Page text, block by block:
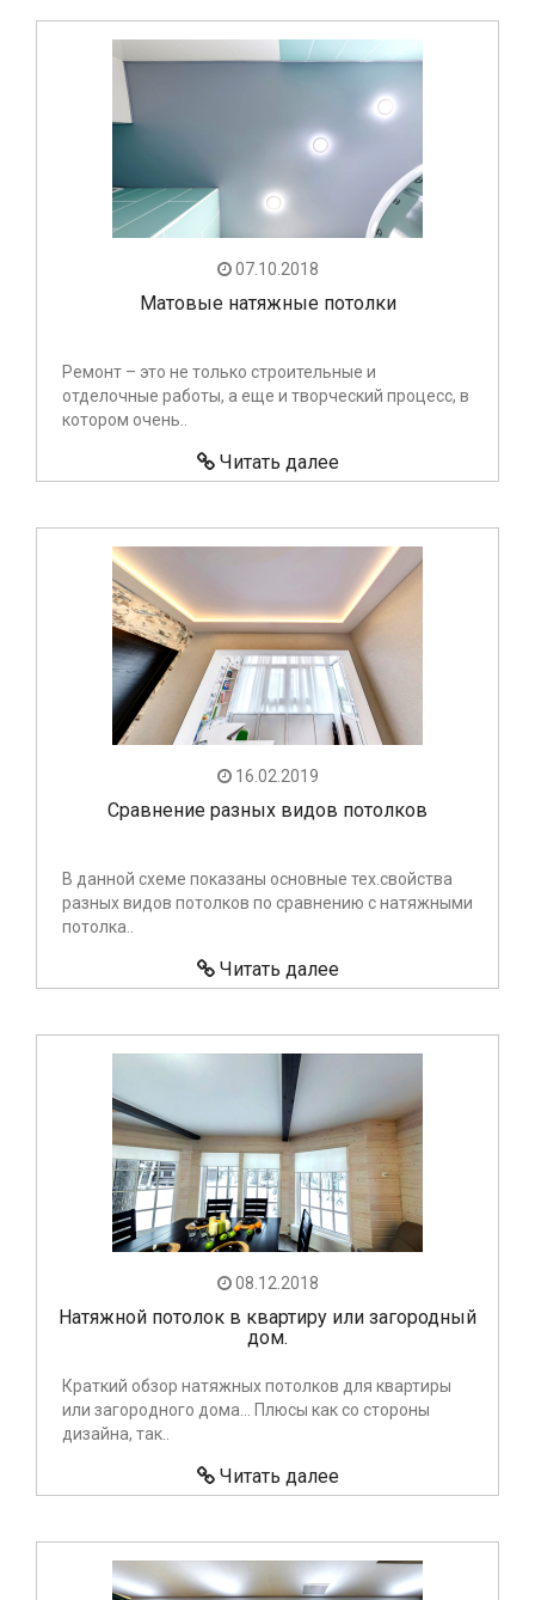
07.10.2018
Матовые натяжные потолки
Ремонт – это не только строительные и
отделочные работы, а еще и творческий процесс, в
котором очень..
Читать далее
16.02.2019
Сравнение разных видов потолков
В данной схеме показаны основные тех.свойства
разных видов потолков по сравнению с натяжными
потолка..
Читать далее
08.12.2018
Натяжной потолок в квартиру или загородный
дом.
Краткий обзор натяжных потолков для квартиры
или загородного дома… Плюсы как со стороны
дизайна, так..
Читать далее